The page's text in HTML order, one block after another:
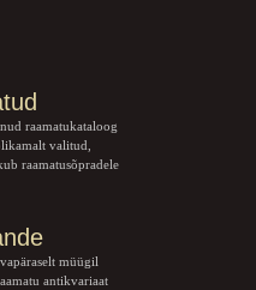
raamatukataloog
valitud,
raamatusõpradele
müügil
antikvariaat